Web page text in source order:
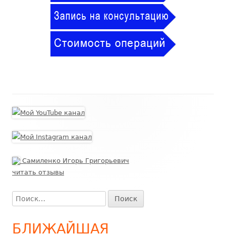
Самиленко Игорь Григорьевич
читать отзывы
Найти:
БЛИЖАЙШАЯ